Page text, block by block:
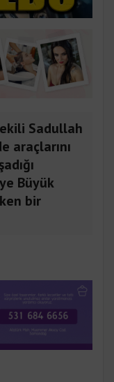
Sadullah
araçlarını
Büyük
bir